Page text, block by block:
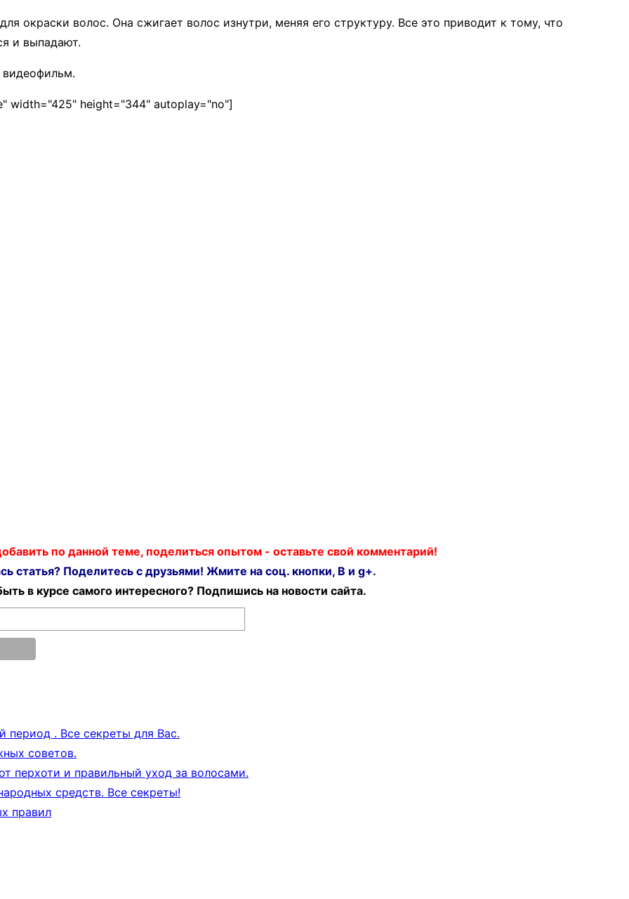
окраски волос. Она сжигает волос изнутри, меняя его структуру. Все это приводит к тому, что
и выпадают.
width="425" height="344" autoplay="no"]
по данной теме, поделиться опытом - оставьте свой комментарий!
статья? Поделитесь с друзьями! Жмите на соц. кнопки, В и g+.
в курсе самого интересного? Подпишись на новости сайта.
период . Все секреты для Вас.
советов.
перхоти и правильный уход за волосами.
средств. Все секреты!
правил